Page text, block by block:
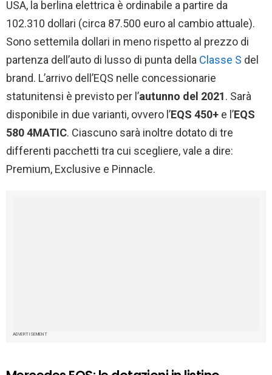
USA, la berlina elettrica è ordinabile a partire da
102.310 dollari (circa 87.500 euro al cambio attuale).
Sono settemila dollari in meno rispetto al prezzo di
partenza dell’auto di lusso di punta della Classe S del
brand. L’arrivo dell’EQS nelle concessionarie
statunitensi è previsto per l’autunno del 2021. Sarà
disponibile in due varianti, ovvero l’EQS 450+ e l’EQS
580 4MATIC. Ciascuno sarà inoltre dotato di tre
differenti pacchetti tra cui scegliere, vale a dire:
Premium, Exclusive e Pinnacle.
ADVERTISEMENT